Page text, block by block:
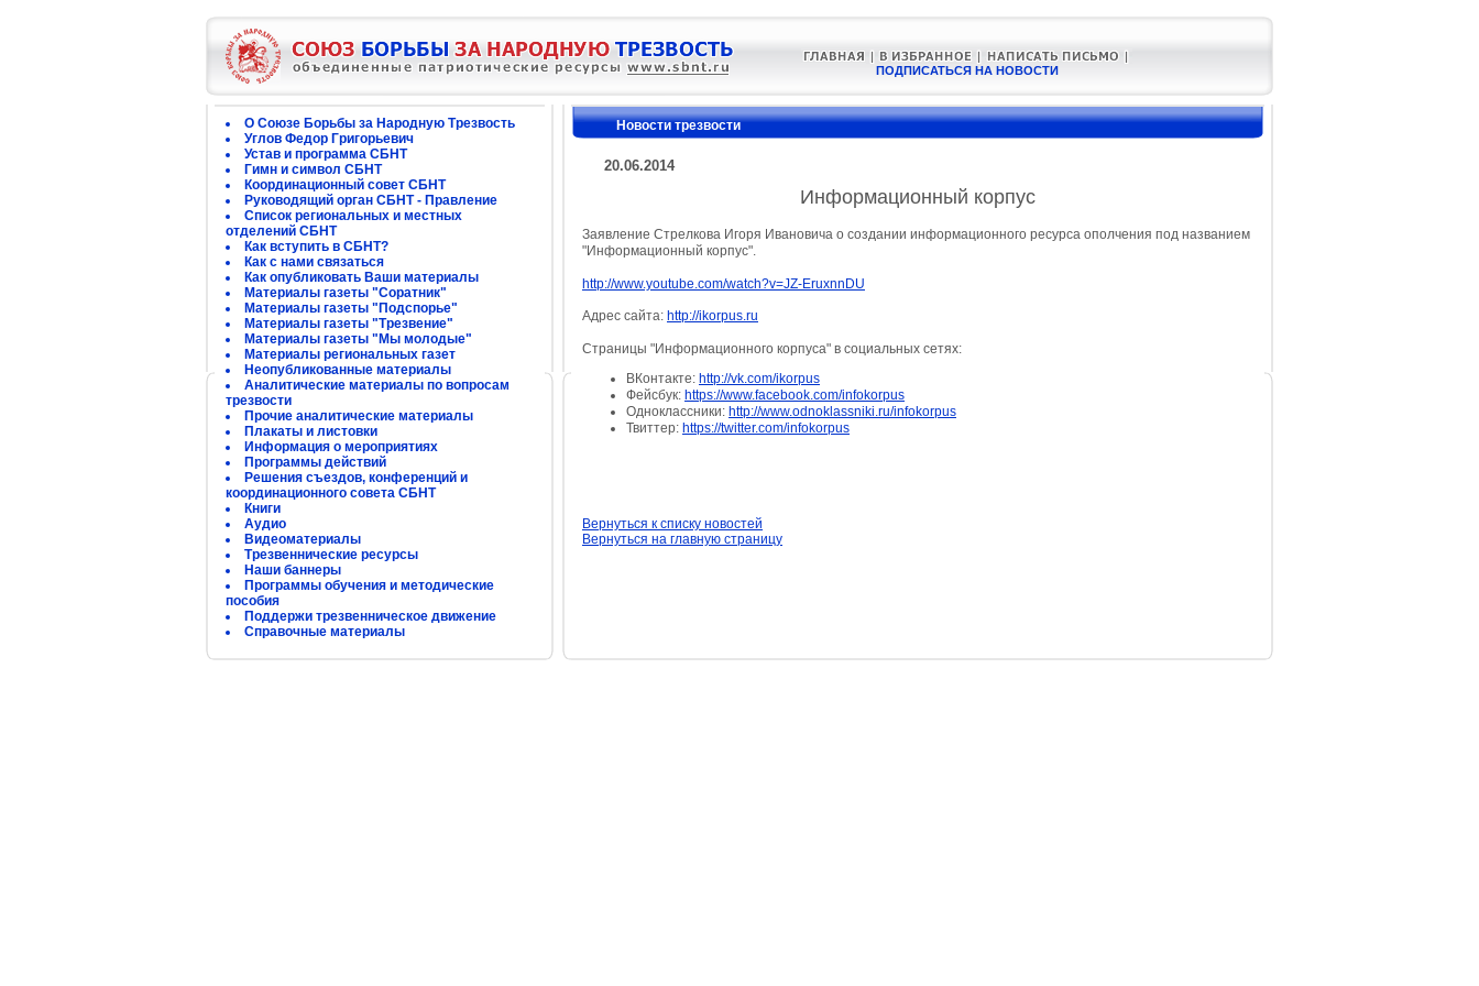
ПОДПИСАТЬСЯ НА НОВОСТИ
О Союзе Борьбы за Народную Трезвость
Углов Федор Григорьевич
Устав и программа СБНТ
Гимн и символ СБНТ
Координационный совет СБНТ
Руководящий орган СБНТ - Правление
Список региональных и местных
отделений СБНТ
Как вступить в СБНТ?
Как с нами связаться
Как опубликовать Ваши материалы
Материалы газеты "Соратник"
Материалы газеты "Подспорье"
Материалы газеты "Трезвение"
Материалы газеты "Мы молодые"
Материалы региональных газет
Неопубликованные материалы
Аналитические материалы по вопросам
трезвости
Прочие аналитические материалы
Плакаты и листовки
Информация о мероприятиях
Программы действий
Решения съездов, конференций и
координационного совета СБНТ
Книги
Аудио
Видеоматериалы
Трезвеннические ресурсы
Наши баннеры
Программы обучения и методические
пособия
Поддержи трезвенническое движение
Справочные материалы
Новости трезвости
20.06.2014
Информационный корпус
Заявление Стрелкова Игоря Ивановича о создании информационного ресурса ополчения под названием
"Информационный корпус".
http://www.youtube.com/watch?v=JZ-EruxnnDU
Адрес сайта: http://ikorpus.ru
Страницы "Информационного корпуса" в социальных сетях:
ВКонтакте: http://vk.com/ikorpus
Фейсбук: https://www.facebook.com/infokorpus
Одноклассники: http://www.odnoklassniki.ru/infokorpus
Твиттер: https://twitter.com/infokorpus
Вернуться к списку новостей
Вернуться на главную страницу